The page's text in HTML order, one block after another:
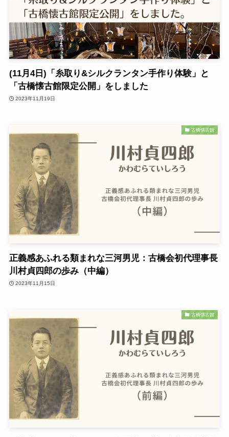
(11月4日)「糸取り&シルクランタン手作り体験」と
「古橋懐古館限定公開」をしました
2023年11月19日
古橋懐古館
正義感あふれる類まれな三河男児：古橋会初代理事長
川村貞四郎の歩み（中編）
2023年11月15日
古橋懐古館